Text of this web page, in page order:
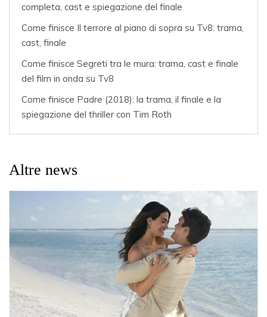
completa, cast e spiegazione del finale
Come finisce Il terrore al piano di sopra su Tv8: trama,
cast, finale
Come finisce Segreti tra le mura: trama, cast e finale
del film in onda su Tv8
Come finisce Padre (2018): la trama, il finale e la
spiegazione del thriller con Tim Roth
Altre news